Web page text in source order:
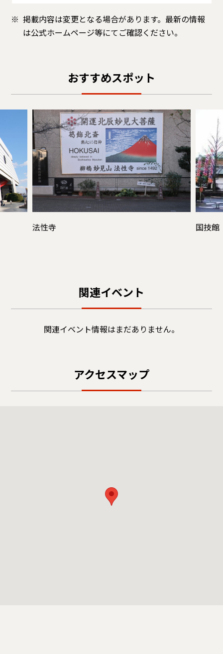
掲載内容は変更となる場合があります。最新の情報
は公式ホームページ等にてご確認ください。
おすすめスポット
法性寺 国技館
関連イベント
関連イベント情報はまだありません。
アクセスマップ